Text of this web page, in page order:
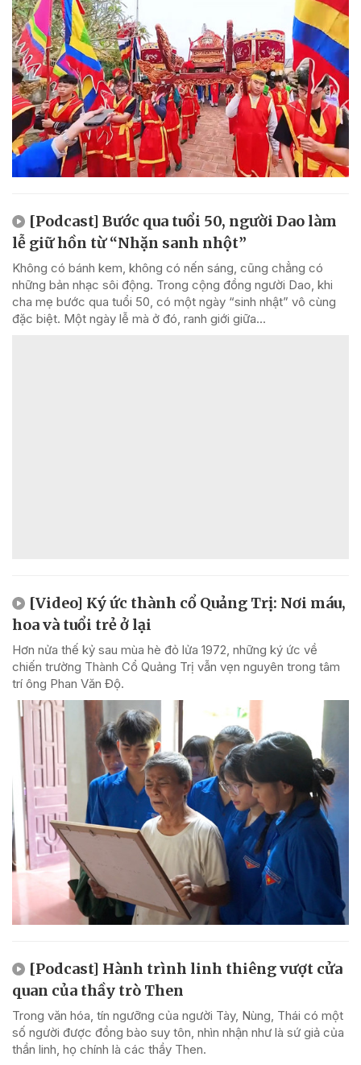
[Podcast] Bước qua tuổi 50, người Dao làm
lễ giữ hồn từ “Nhặn sanh nhột”
Không có bánh kem, không có nến sáng, cũng chẳng có
những bản nhạc sôi động. Trong cộng đồng người Dao, khi
cha mẹ bước qua tuổi 50, có một ngày “sinh nhật” vô cùng
đặc biệt. Một ngày lễ mà ở đó, ranh giới giữa...
[Video] Ký ức thành cổ Quảng Trị: Nơi máu,
hoa và tuổi trẻ ở lại
Hơn nửa thế kỷ sau mùa hè đỏ lửa 1972, những ký ức về
chiến trường Thành Cổ Quảng Trị vẫn vẹn nguyên trong tâm
trí ông Phan Văn Độ.
[Podcast] Hành trình linh thiêng vượt cửa
quan của thầy trò Then
Trong văn hóa, tín ngưỡng của người Tày, Nùng, Thái có một
số người được đồng bào suy tôn, nhìn nhận như là sứ giả của
thần linh, họ chính là các thầy Then.